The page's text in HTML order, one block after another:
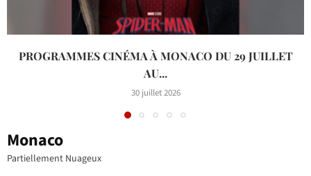
PROGRAMMES CINÉMA À MONACO DU 29 JUILLET
AU...
30 juillet 2026
Monaco
Partiellement Nuageux